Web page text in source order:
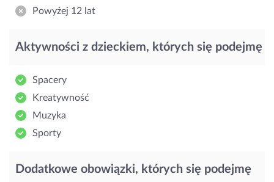
Powyżej 12 lat
Aktywności z dzieckiem, których się podejmę
Spacery
Kreatywność
Muzyka
Sporty
Dodatkowe obowiązki, których się podejmę